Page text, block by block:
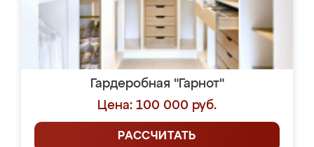
Гардеробная "Гарнот"
Цена: 100 000 руб.
РАССЧИТАТЬ